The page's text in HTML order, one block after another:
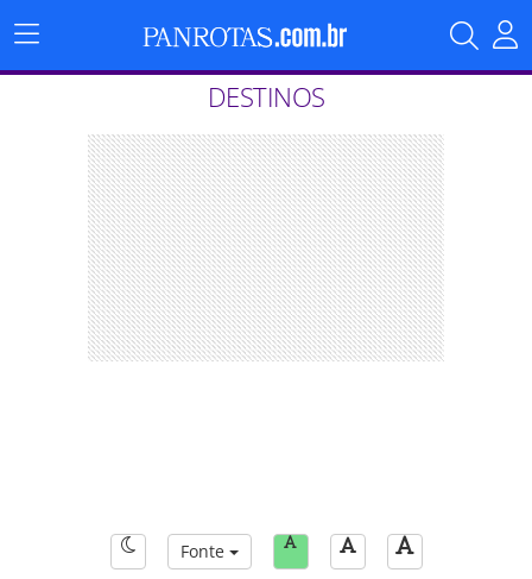
Menu
Principal
DESTINOS
Fonte